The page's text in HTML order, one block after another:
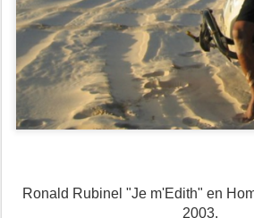
Ronald Rubinel "Je m'Edith" en
2003.